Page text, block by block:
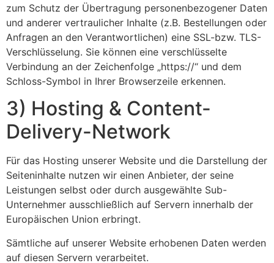
zum Schutz der Übertragung personenbezogener Daten
und anderer vertraulicher Inhalte (z.B. Bestellungen oder
Anfragen an den Verantwortlichen) eine SSL-bzw. TLS-
Verschlüsselung. Sie können eine verschlüsselte
Verbindung an der Zeichenfolge „https://“ und dem
Schloss-Symbol in Ihrer Browserzeile erkennen.
3) Hosting & Content-
Delivery-Network
Für das Hosting unserer Website und die Darstellung der
Seiteninhalte nutzen wir einen Anbieter, der seine
Leistungen selbst oder durch ausgewählte Sub-
Unternehmer ausschließlich auf Servern innerhalb der
Europäischen Union erbringt.
Sämtliche auf unserer Website erhobenen Daten werden
auf diesen Servern verarbeitet.